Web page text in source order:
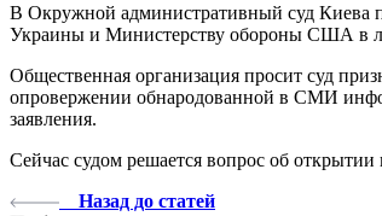
В Окружной административный суд Киева
Украины и Министерству обороны США в
Общественная организация просит суд
опровержении обнародованной в СМИ
заявления.
Сейчас судом решается вопрос об
Назад до статей